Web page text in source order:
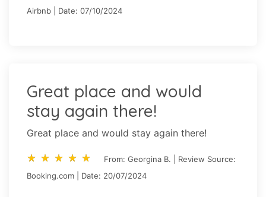
Airbnb | Date: 07/10/2024
Great place and would
stay again there!
Great place and would stay again there!
star_rate star_rate star_rate star_rate star_rate
star_rate star_rate star_rate star_rate star_rate
From: Georgina B. | Review Source:
Booking.com | Date: 20/07/2024